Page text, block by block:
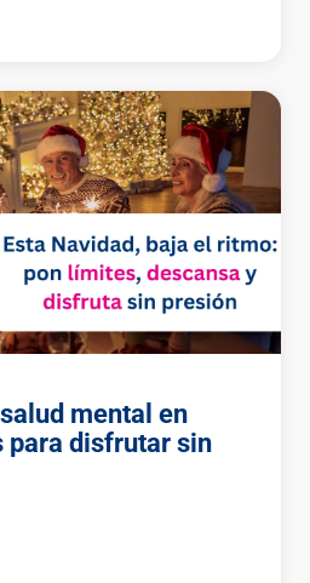
mental en
para disfrutar sin